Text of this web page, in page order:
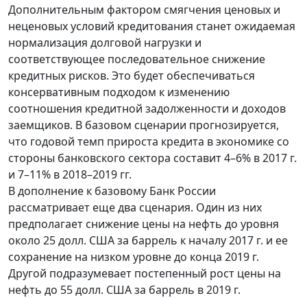
Дополнительным фактором смягчения ценовых и
неценовых условий кредитования станет ожидаемая
нормализация долговой нагрузки и
соответствующее последовательное снижение
кредитных рисков. Это будет обеспечиваться
консервативным подходом к изменению
соотношения кредитной задолженности и доходов
заемщиков. В базовом сценарии прогнозируется,
что годовой темп прироста кредита в экономике со
стороны банковского сектора составит 4–6% в 2017 г.
и 7–11% в 2018–2019 гг.
В дополнение к базовому Банк России
рассматривает еще два сценария. Один из них
предполагает снижение цены на нефть до уровня
около 25 долл. США за баррель к началу 2017 г. и ее
сохранение на низком уровне до конца 2019 г.
Другой подразумевает постепенный рост цены на
нефть до 55 долл. США за баррель в 2019 г.